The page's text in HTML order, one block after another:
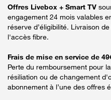
Offres Livebox + Smart TV
engagement 24 mois valables
réserve d’éligibilité. Livraison
l'accès fibre.
Frais de mise en service de
Perte du remboursement pour
résiliation ou de changement
abonnement à l’une des offres